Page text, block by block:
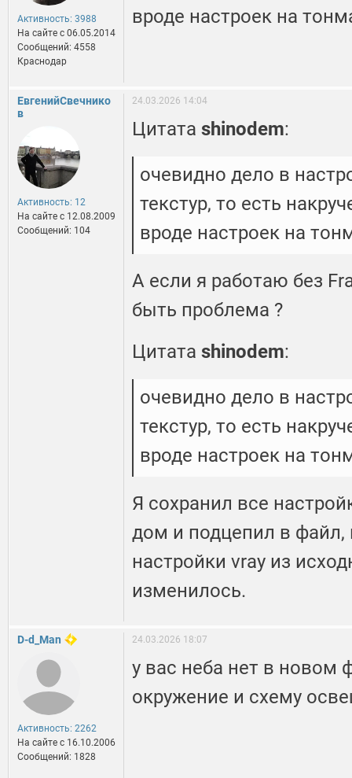
Активность: 3988
На сайте c 06.05.2014
Сообщений: 4558
Краснодар
вроде настроек на
ЕвгенийСвечнико
в
Активность: 12
На сайте c 12.08.2009
Сообщений: 104
24.03.2026 14:04
Цитата shinodem:
очевидно дело в
текстур, то есть
вроде настроек на
А если я работаю без
быть проблема ?
Цитата shinodem:
очевидно дело в
текстур, то есть
вроде настроек на
Я сохранил все
дом и подцепил в
настройки vray из
изменилось.
D-d_Man
Активность: 2262
На сайте c 16.10.2006
Сообщений: 1828
24.03.2026 18:07
у вас неба нет в новом
окружение и схему